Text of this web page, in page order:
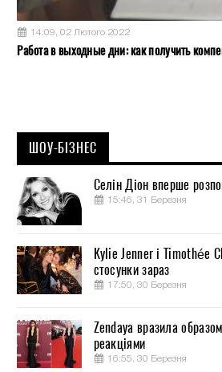
14:09, 02 Лютого 2022
Работа в выходные дни: как получить
ШОУ-БІЗНЕС
Селін Діон вперше
15:46, 31 Березня
Kylie Jenner і Timothée
стосунки зараз
17:50, 30 Березня
Zendaya вразила
реакціями
16:55, 30 Березня